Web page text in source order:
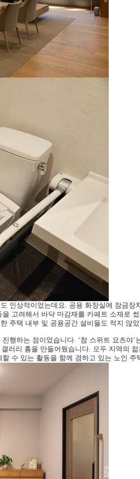
인상적이었는데요. 공용 화장실에 잠금장
고려해서 바닥 마감재를 카페트 소재로
주택 내부 및 공용공간 설비들도 적지 않
행하는 점이었습니다. ‘참 스위트 요츠야
러리 홈을 만들어뒀습니다. 모두 지역의
수 있는 활동을 함께 겸하고 있는 노인 주